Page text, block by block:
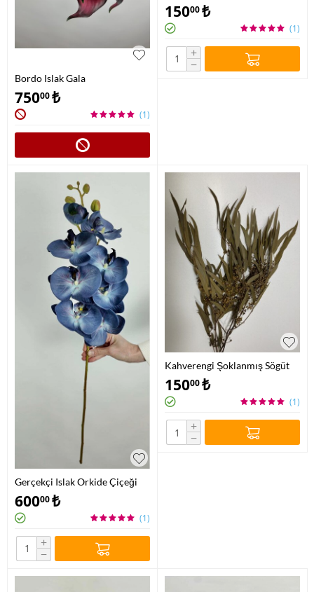
Bordo Islak Gala
75000₺
(1)
15000₺
(1)
+
−
Gerçekçi Islak Orkide Çiçeği
60000₺
(1)
+
−
Kahverengi Şoklanmış Sögüt
Yaprak
15000₺
(1)
+
−